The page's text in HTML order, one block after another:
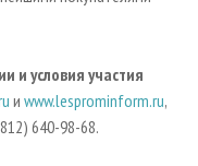
и условия участия
и www.lesprominform.ru,
640-98-68.